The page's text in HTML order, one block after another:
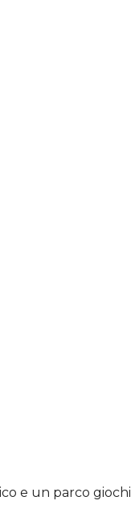
e un parco giochi